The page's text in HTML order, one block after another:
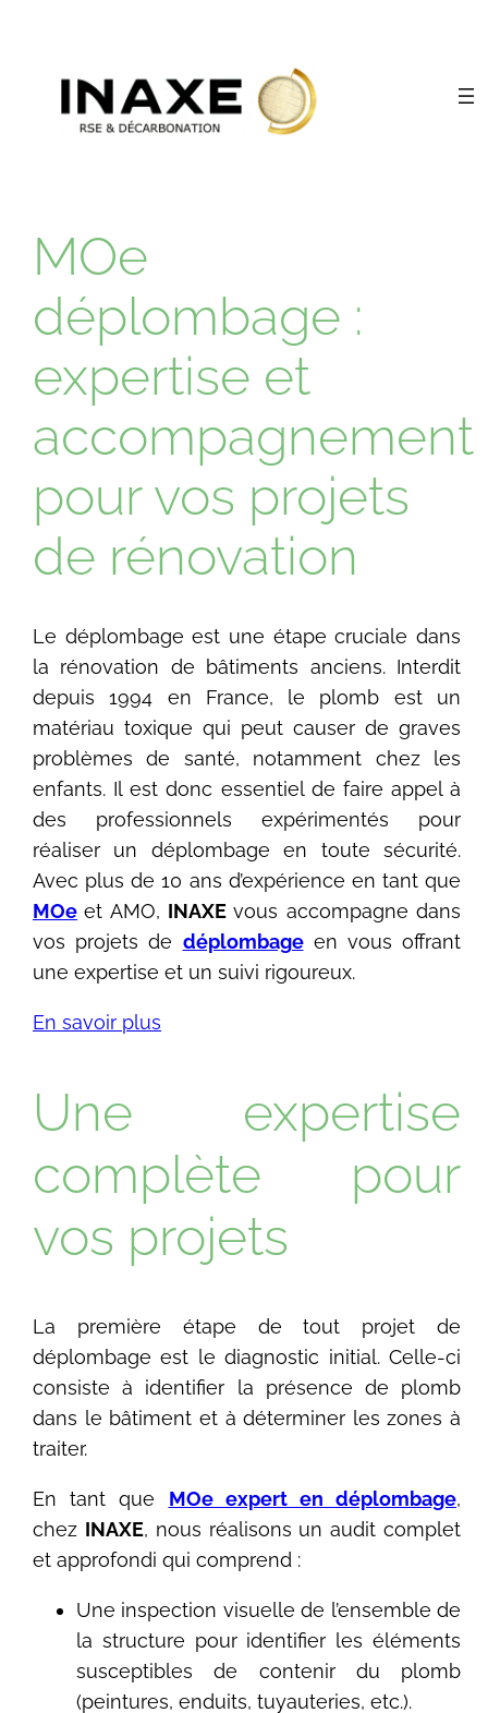
MOe
déplombage :
expertise et
accompagnement
pour vos projets
de rénovation
Le déplombage est une étape cruciale dans
la rénovation de bâtiments anciens. Interdit
depuis 1994 en France, le plomb est un
matériau toxique qui peut causer de graves
problèmes de santé, notamment chez les
enfants. Il est donc essentiel de faire appel à
des professionnels expérimentés pour
réaliser un déplombage en toute sécurité.
Avec plus de 10 ans d’expérience en tant que
MOe et AMO, INAXEvous accompagne dans
vos projets de déplombageen vous offrant
une expertise et un suivi rigoureux.
En savoir plus
Une expertise
complète pour
vos projets
La première étape de tout projet de
déplombage est le diagnostic initial. Celle-ci
consiste à identifier la présence de plomb
dans le bâtiment et à déterminer les zones à
traiter.
En tant que MOe expert en déplombage,
chez INAXE, nous réalisons un audit complet
et approfondi qui comprend :
Une inspection visuelle de l’ensemble de
la structure pour identifier les éléments
susceptibles de contenir du plomb
(peintures, enduits, tuyauteries, etc.).